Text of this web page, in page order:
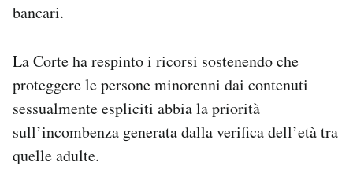
bancari.
La Corte ha respinto i ricorsi sostenendo che
proteggere le persone minorenni dai contenuti
sessualmente espliciti abbia la priorità
sull’incombenza generata dalla verifica dell’età tra
quelle adulte.